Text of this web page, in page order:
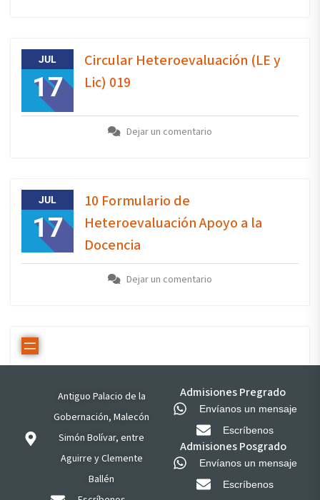
JUL
17
Circular Heteroevaluación (LE y
Lic) 019
Dejar un comentario
JUL
17
10 Formulario de
Heteroevaluación Apoyo a la
Docencia
Dejar un comentario
Antiguo Palacio de la
Gobernación, Malecón
Simón Bolívar, entre
Aguirre y Clemente
Ballén
Admisiones Pregrado
Envíanos un mensaje
Escríbenos
Admisiones Posgrado
Envíanos un mensaje
Escríbenos